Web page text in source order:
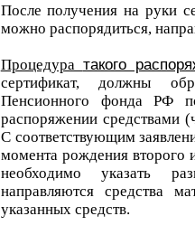
После получения на руки
можно распорядиться,
Процедура такого
сертификат, должны
Пенсионного фонда РФ
распоряжении средствами
С соответствующим
момента рождения второго
необходимо указать
направляются средства
указанных средств.